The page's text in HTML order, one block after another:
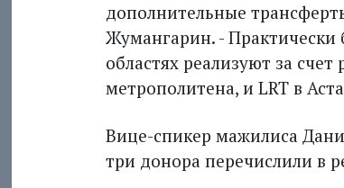
дополнительные
Жумангарин. - Практически
областях реализуют за
метрополитена, и LRT в
Вице-спикер мажилиса
три донора перечислили в